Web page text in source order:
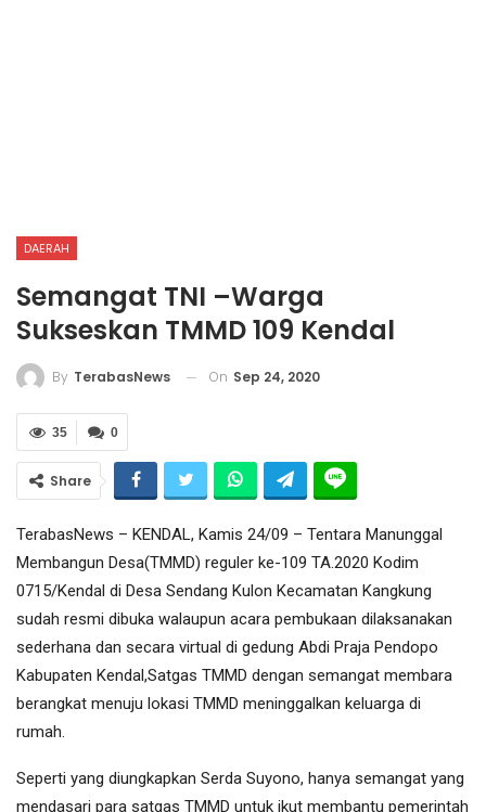
DAERAH
Semangat TNI –Warga
Sukseskan TMMD 109 Kendal
By TerabasNews On Sep 24, 2020
0
35
Share
TerabasNews – KENDAL, Kamis 24/09 – Tentara Manunggal
Membangun Desa(TMMD) reguler ke-109 TA.2020 Kodim
0715/Kendal di Desa Sendang Kulon Kecamatan Kangkung
sudah resmi dibuka walaupun acara pembukaan dilaksanakan
sederhana dan secara virtual di gedung Abdi Praja Pendopo
Kabupaten Kendal,Satgas TMMD dengan semangat membara
berangkat menuju lokasi TMMD meninggalkan keluarga di
rumah.
Seperti yang diungkapkan Serda Suyono, hanya semangat yang
mendasari para satgas TMMD untuk ikut membantu pemerintah